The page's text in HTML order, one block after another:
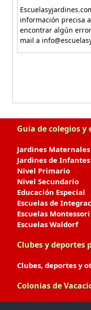
información precisa
encontrar algún
mail a
Guia de colegios
Jardines Maternales
Jardines de
Nivel Primario
Nivel Secundario
Educación Especial
Escuelas de
Escuelas Montessori
Escuelas Waldorf
Clubes y deportes
Clubes, deportes y
Colonias de